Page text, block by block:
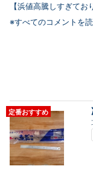
【浜値高騰しすぎて
※すべてのコメントを
定番おすすめ